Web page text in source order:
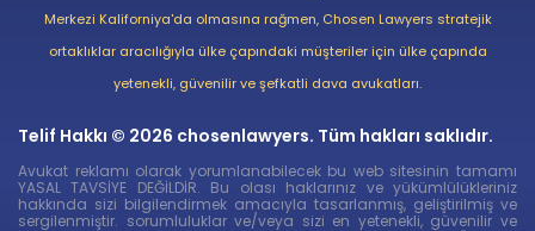
Merkezi Kaliforniya'da olmasına rağmen, Chosen Lawyers stratejik
ortaklıklar aracılığıyla ülke çapındaki müşteriler için ülke çapında
yetenekli, güvenilir ve şefkatli dava avukatları.
Telif Hakkı © 2026 chosenlawyers. Tüm hakları saklıdır.
Avukat reklamı olarak yorumlanabilecek bu web sitesinin tamamı
YASAL TAVSİYE DEĞİLDİR. Bu olası haklarınız ve yükümlülükleriniz
hakkında sizi bilgilendirmek amacıyla tasarlanmış, geliştirilmiş ve
sergilenmiştir. sorumluluklar ve/veya sizi en yetenekli, güvenilir ve